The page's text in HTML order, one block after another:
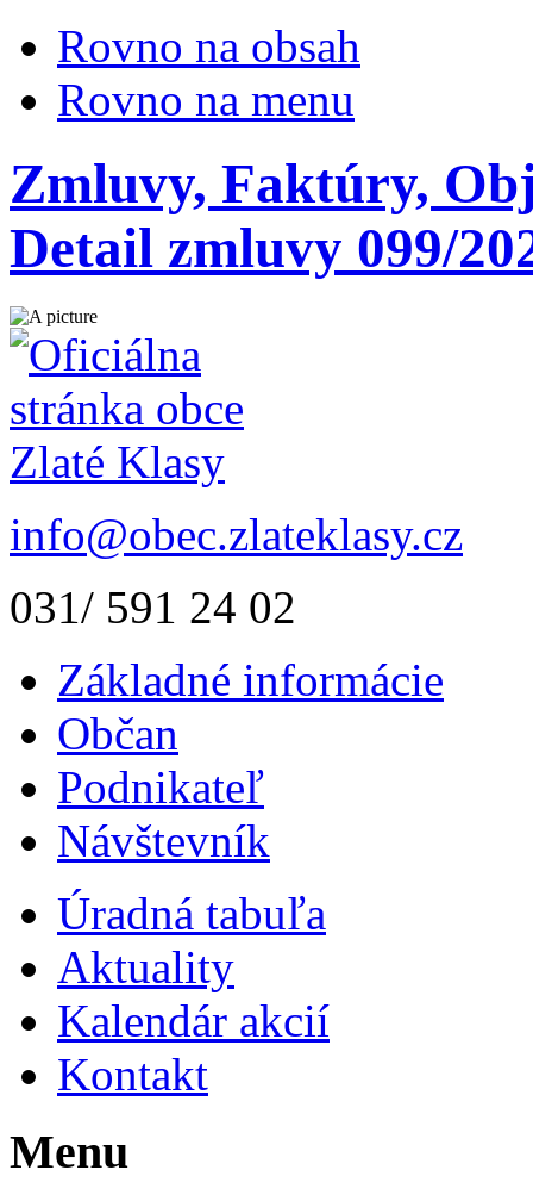
Rovno na obsah
Rovno na menu
Zmluvy, Faktúry,
Detail zmluvy 099/
info@obec.zlateklasy.cz
031/ 591 24 02
Základné informácie
Občan
Podnikateľ
Návštevník
Úradná tabuľa
Aktuality
Kalendár akcií
Kontakt
Menu